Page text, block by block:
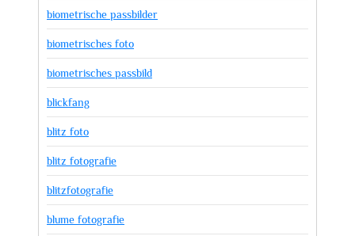
biometrische passbilder
biometrisches foto
biometrisches passbild
blickfang
blitz foto
blitz fotografie
blitzfotografie
blume fotografie